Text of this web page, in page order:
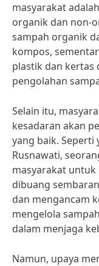
masyarakat
organik dan non-
sampah organik
kompos,
plastik dan kertas
pengolahan
Selain itu,
kesadaran akan
yang baik. Seperti
Rusnawati,
masyarakat untuk
dibuang
dan mengancam
mengelola
dalam menjaga
Namun, upaya